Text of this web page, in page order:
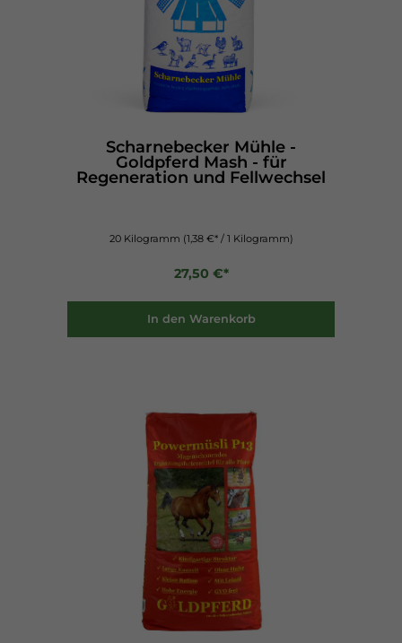
Scharnebecker Mühle -
Goldpferd Mash - für
Regeneration und Fellwechsel
20 Kilogramm (1,38 €* / 1 Kilogramm)
27,50 €*
In den Warenkorb